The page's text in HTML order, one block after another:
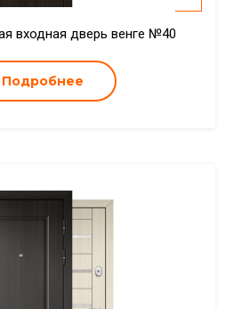
входная дверь венге №40
Подробнее